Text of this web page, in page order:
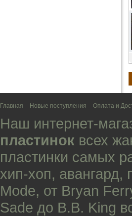
Главная Новые поступления Оплата и
Наш интернет-
пластинок всех
пластинки самых
хип-хоп, авангард,
Mode, от Bryan
Sade до B.B. King